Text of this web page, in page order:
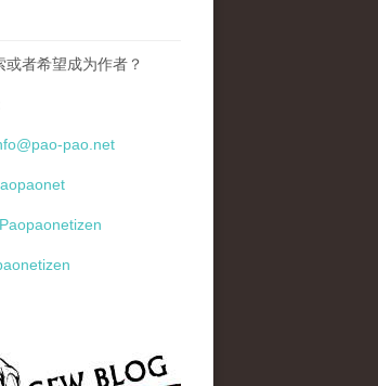
或者希望成为作者？
pao.net
Paopaonetizen